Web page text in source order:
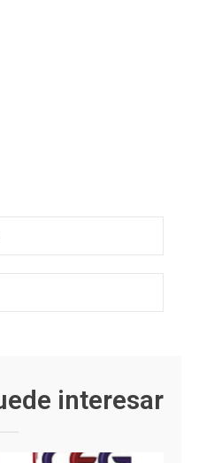
interesar